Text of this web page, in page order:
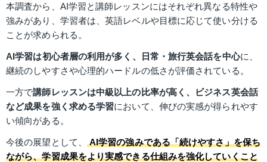
本調査から、AI学習と講師レッスンにはそれぞれ異なる特性や
強みがあり、学習者は、英語レベルや目標に応じて使い分ける
ことが求められる。
AI学習は初心者層の利用が多く、日常・旅行英会話を中心に、
継続のしやすさや心理的ハードルの低さが評価されている。
一方で講師レッスンは中級以上の比率が高く、ビジネス英会話
など成果を強く求める学習において、伸びの実感が得られやす
い傾向がある。
今後の展望として、
AI学習の強みである「続けやすさ」を保ち
ながら、学習成果をより実感できる仕組みを強化していくこと